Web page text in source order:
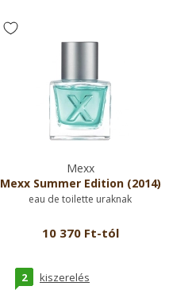
Mexx
Mexx Summer Edition (2014)
eau de toilette uraknak
10 370 Ft-tól
2 kiszerelés